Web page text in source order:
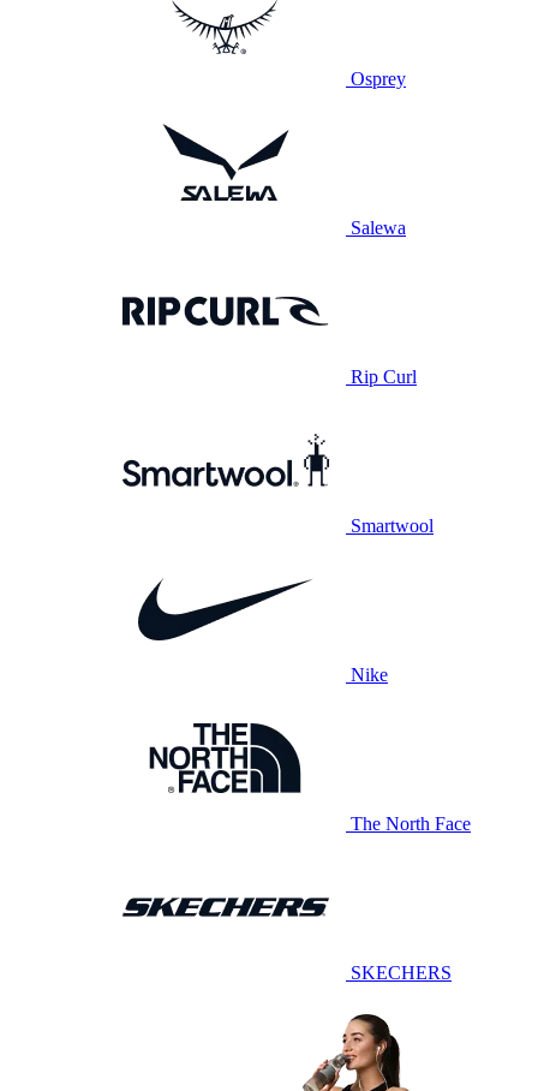
Osprey
Salewa
Rip Curl
Smartwool
Nike
The North Face
SKECHERS